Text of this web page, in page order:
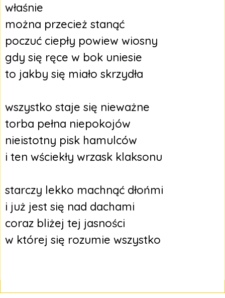
właśnie
można przecież stanąć
poczuć ciepły powiew wiosny
gdy się ręce w bok uniesie
to jakby się miało skrzydła
wszystko staje się nieważne
torba pełna niepokojów
nieistotny pisk hamulców
i ten wściekły wrzask klaksonu
starczy lekko machnąć dłońmi
i już jest się nad dachami
coraz bliżej tej jasności
w której się rozumie wszystko